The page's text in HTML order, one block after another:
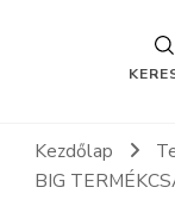
Kezdőlap
BIG